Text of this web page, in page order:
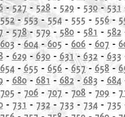
-527 -528- 529- 530-531
552- 553- 554 - 555 - 556-
-578-579- 580- 581 - 582
603- 604-605 - 606 - 607 -
- 629-630- 631 - 632- 633
654 - 655 - 656 - 657- 658 -
- 680- 681 - 682-683 - 684
705 - 706 - 707 - 708 - 709 -
- 731 - 732- 733 - 734- 735